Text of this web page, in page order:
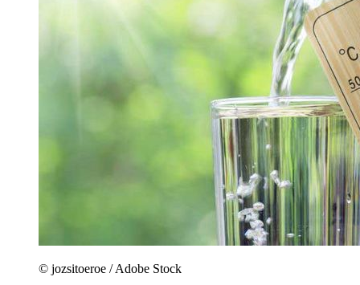
© jozsitoeroe / Adobe Stock